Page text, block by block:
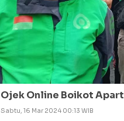
Ojek Online Boikot
Sabtu, 16 Mar 2024 00:13 WIB